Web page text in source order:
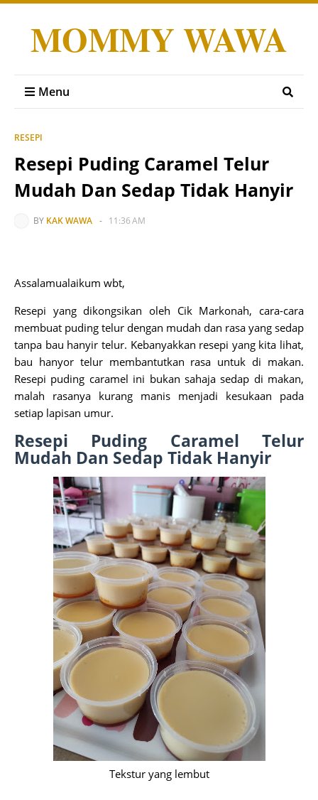
MOMMY WAWA
Menu
RESEPI
Resepi Puding Caramel Telur
Mudah Dan Sedap Tidak Hanyir
BY KAK WAWA - 11:36 AM
Assalamualaikum wbt,
Resepi yang dikongsikan oleh Cik Markonah, cara-cara
membuat puding telur dengan mudah dan rasa yang sedap
tanpa bau hanyir telur. Kebanyakkan resepi yang kita lihat,
bau hanyor telur membantutkan rasa untuk di makan.
Resepi puding caramel ini bukan sahaja sedap di makan,
malah rasanya kurang manis menjadi kesukaan pada
setiap lapisan umur.
Resepi Puding Caramel Telur
Mudah Dan Sedap Tidak Hanyir
Tekstur yang lembut